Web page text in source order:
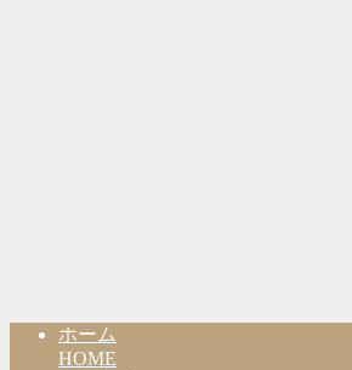
ホーム
HOME